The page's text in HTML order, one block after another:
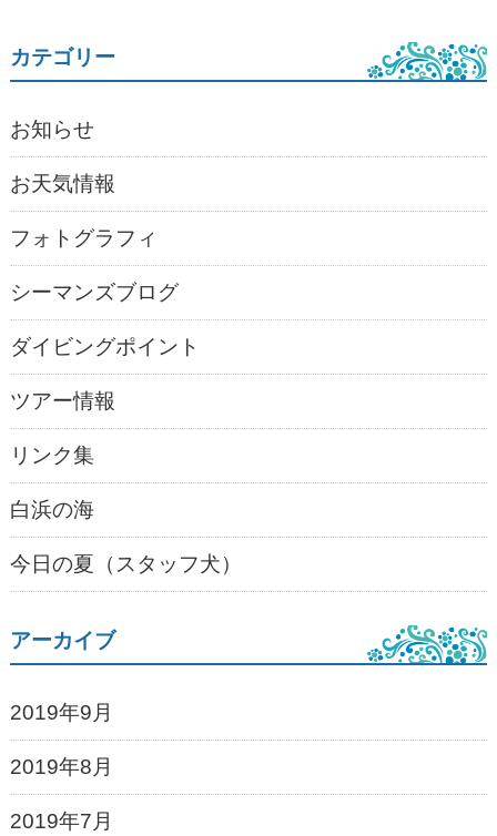
カテゴリー
お知らせ
お天気情報
フォトグラフィ
シーマンズブログ
ダイビングポイント
ツアー情報
リンク集
白浜の海
今日の夏（スタッフ犬）
アーカイブ
2019年9月
2019年8月
2019年7月